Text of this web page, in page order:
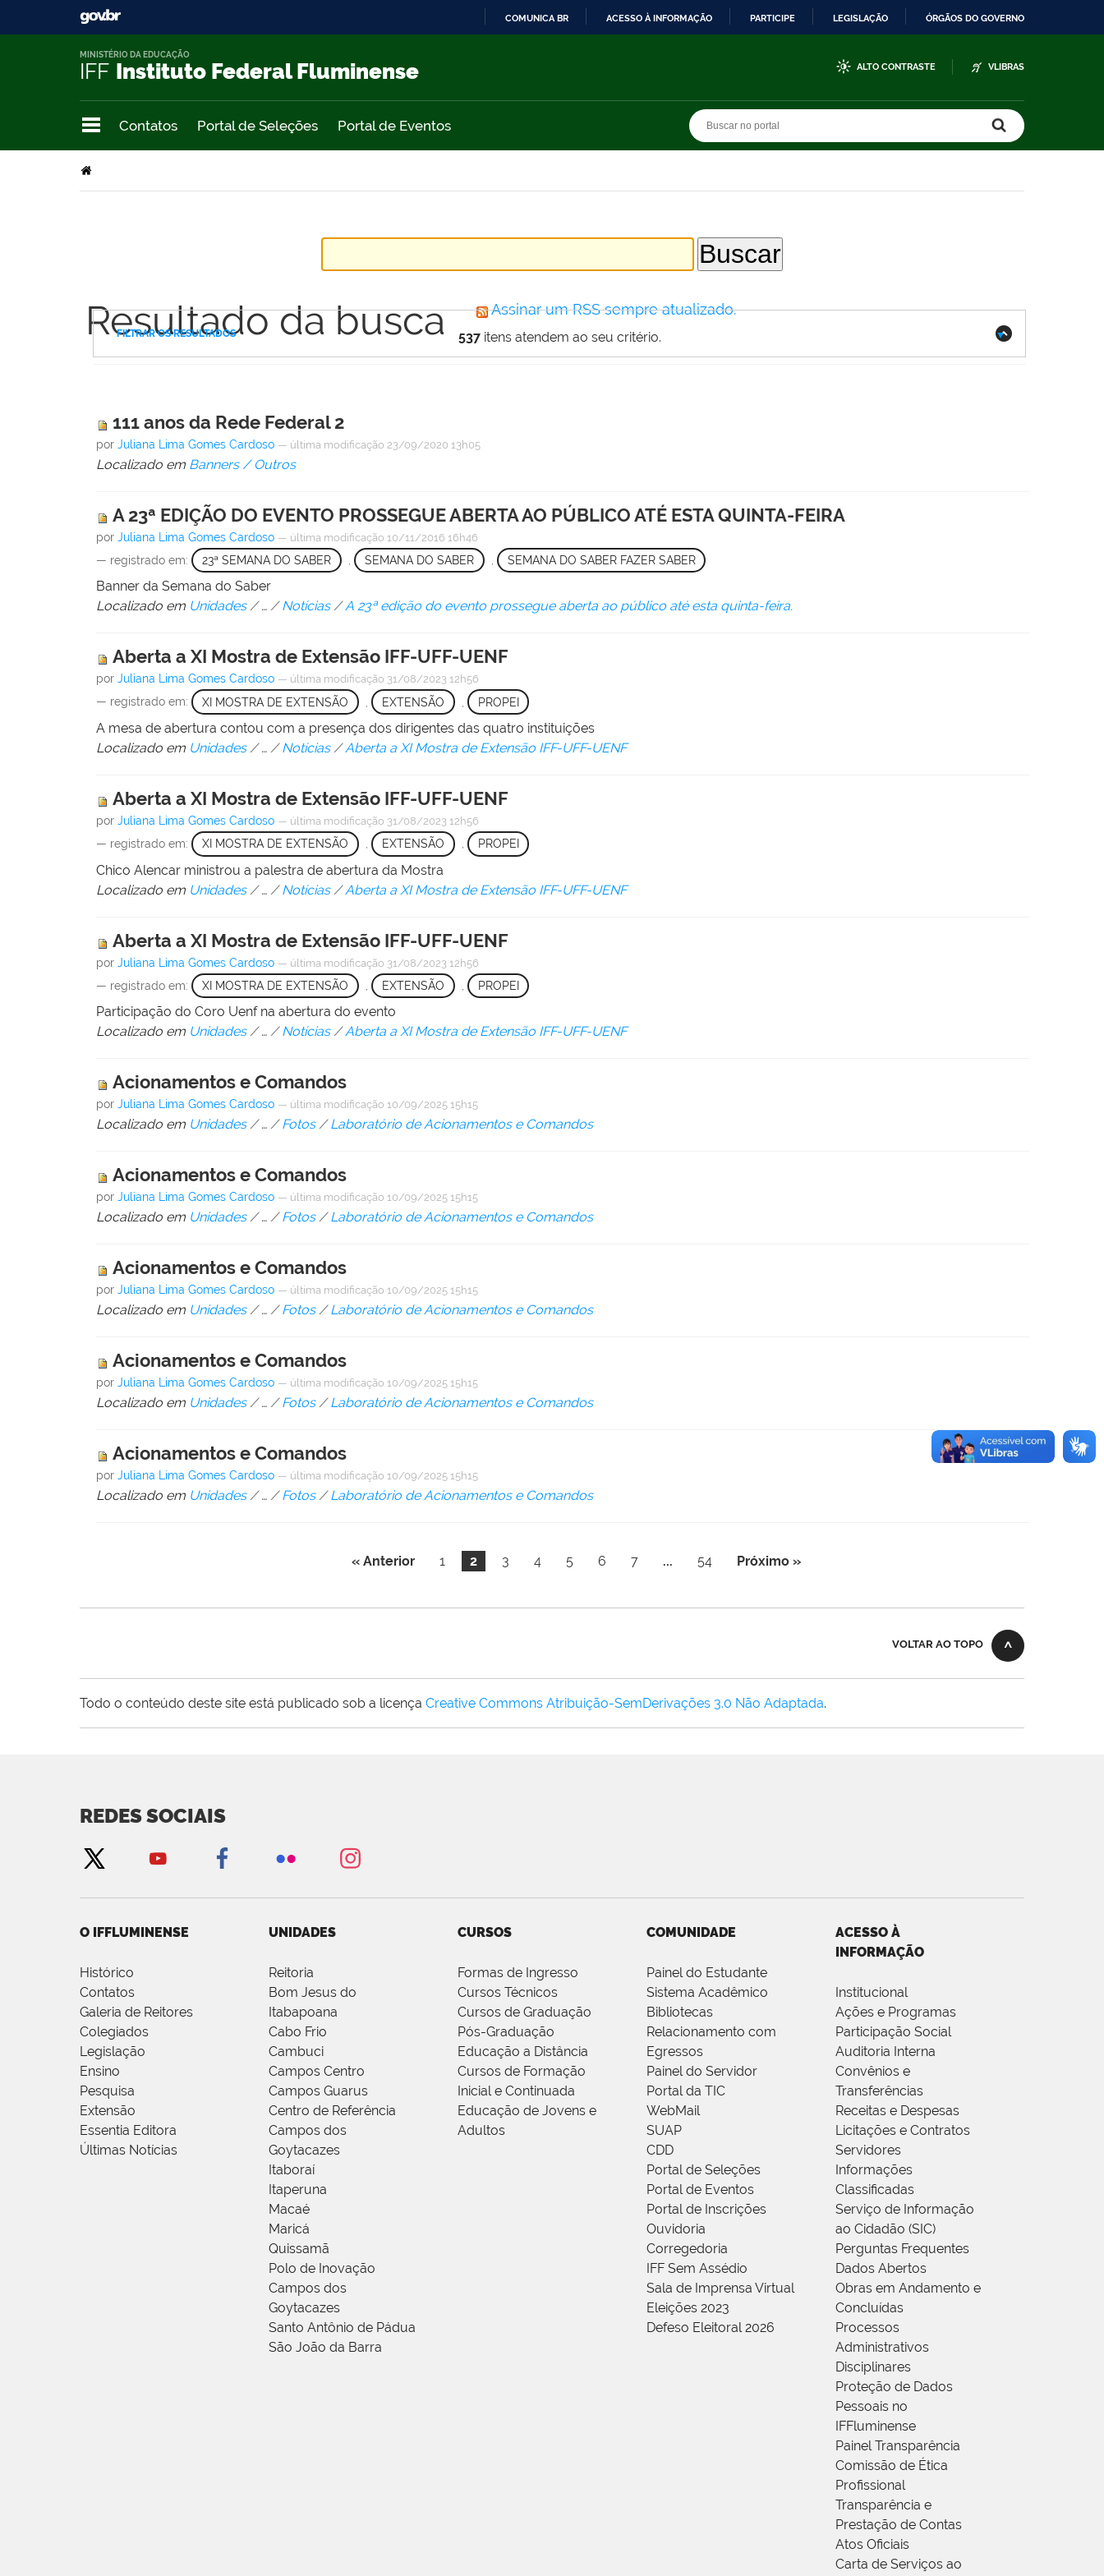
COMUNICA BR ACESSO À INFORMAÇÃO PARTICIPE LEGISLAÇÃO ÓRGÃOS DO GOVERNO
IFF Instituto Federal Fluminense
MINISTÉRIO DA EDUCAÇÃO
ALTO CONTRASTE VLIBRAS
Contatos Portal de Seleções Portal de Eventos
Resultado da busca Assinar um RSS sempre atualizado.
537itens atendem ao seu critério.
FILTRAR OS RESULTADOS
111 anos da Rede Federal 2
porJuliana Lima Gomes Cardoso — última modificação 23/09/2020 13h05
Localizado em Banners / Outros
A 23ª EDIÇÃO DO EVENTO PROSSEGUE ABERTA AO PÚBLICO ATÉ ESTA QUINTA-FEIRA
porJuliana Lima Gomes Cardoso — última modificação 10/11/2016 16h46
— registrado em: 23ª SEMANA DO SABER SEMANA DO SABER SEMANA DO SABER FAZER SABER
Banner da Semana do Saber
Localizado em Unidades /…/Notícias /A 23ª edição do evento prossegue aberta ao público até esta quinta-feira.
Aberta a XI Mostra de Extensão IFF-UFF-UENF
porJuliana Lima Gomes Cardoso — última modificação 31/08/2023 12h56
— registrado em: XI MOSTRA DE EXTENSÃO EXTENSÃO PROPEI
A mesa de abertura contou com a presença dos dirigentes das quatro instituições
Localizado em Unidades /…/Notícias /Aberta a XI Mostra de Extensão IFF-UFF-UENF
Aberta a XI Mostra de Extensão IFF-UFF-UENF
porJuliana Lima Gomes Cardoso — última modificação 31/08/2023 12h56
— registrado em: XI MOSTRA DE EXTENSÃO , EXTENSÃO , PROPEI
Chico Alencar ministrou a palestra de abertura da Mostra
Localizado em Unidades /… /Notícias /Aberta a XI Mostra de Extensão IFF-UFF-UENF
Aberta a XI Mostra de Extensão IFF-UFF-UENF
porJuliana Lima Gomes Cardoso — última modificação 31/08/2023 12h56
— registrado em: XI MOSTRA DE EXTENSÃO EXTENSÃO PROPEI
Participação do Coro Uenf na abertura do evento
Localizado em Unidades /…/Notícias /Aberta a XI Mostra de Extensão IFF-UFF-UENF
Acionamentos e Comandos
porJuliana Lima Gomes Cardoso — última modificação 10/09/2025 15h15
Localizado em Unidades /…/Fotos /Laboratório de Acionamentos e Comandos
Acionamentos e Comandos
porJuliana Lima Gomes Cardoso — última modificação 10/09/2025 15h15
Localizado em Unidades /…/Fotos /Laboratório de Acionamentos e Comandos
Acionamentos e Comandos
porJuliana Lima Gomes Cardoso — última modificação 10/09/2025 15h15
Localizado em Unidades /…/Fotos /Laboratório de Acionamentos e Comandos
Acionamentos e Comandos
porJuliana Lima Gomes Cardoso — última modificação 10/09/2025 15h15
Localizado em Unidades /…/Fotos /Laboratório de Acionamentos e Comandos
Acionamentos e Comandos
porJuliana Lima Gomes Cardoso — última modificação 10/09/2025 15h15
Localizado em Unidades /…/Fotos /Laboratório de Acionamentos e Comandos
« Anterior 1 2 3 4 5 6 7 ... 54 Próximo »
VOLTAR AO TOPO
Todo o conteúdo deste site está publicado sob a licença Creative Commons Atribuição-SemDerivações 3.0 Não Adaptada.
REDES SOCIAIS
O IFFLUMINENSE
Histórico
Contatos
Galeria de Reitores
Colegiados
Legislação
Ensino
Pesquisa
Extensão
Essentia Editora
Últimas Notícias
UNIDADES
Reitoria
Bom Jesus do
Itabapoana
Cabo Frio
Cambuci
Campos Centro
Campos Guarus
Centro de Referência
Campos dos
Goytacazes
Itaboraí
Itaperuna
Macaé
Maricá
Quissamã
Polo de Inovação
Campos dos
Goytacazes
Santo Antônio de Pádua
São João da Barra
CURSOS
Formas de Ingresso
Cursos Técnicos
Cursos de Graduação
Pós-Graduação
Educação a Distância
Cursos de Formação
Inicial e Continuada
Educação de Jovens e
Adultos
COMUNIDADE
Painel do Estudante
Sistema Acadêmico
Bibliotecas
Relacionamento com
Egressos
Painel do Servidor
Portal da TIC
WebMail
SUAP
CDD
Portal de Seleções
Portal de Eventos
Portal de Inscrições
Ouvidoria
Corregedoria
IFF Sem Assédio
Sala de Imprensa Virtual
Eleições 2023
Defeso Eleitoral 2026
ACESSO À
INFORMAÇÃO
Institucional
Ações e Programas
Participação Social
Auditoria Interna
Convênios e
Transferências
Receitas e Despesas
Licitações e Contratos
Servidores
Informações
Classificadas
Serviço de Informação
ao Cidadão (SIC)
Perguntas Frequentes
Dados Abertos
Obras em Andamento e
Concluídas
Processos
Administrativos
Disciplinares
Proteção de Dados
Pessoais no
IFFluminense
Painel Transparência
Comissão de Ética
Profissional
Transparência e
Prestação de Contas
Atos Oficiais
Carta de Serviços ao